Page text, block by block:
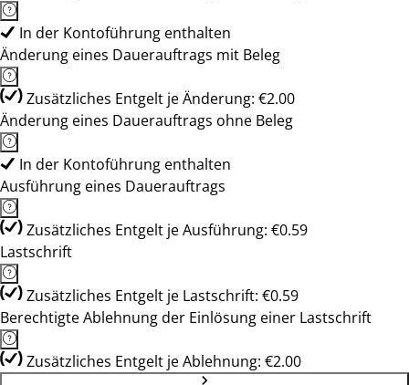
In der Kontoführung enthalten
Änderung eines Dauerauftrags mit Beleg
Zusätzliches Entgelt je Änderung: €2.00
Änderung eines Dauerauftrags ohne Beleg
In der Kontoführung enthalten
Ausführung eines Dauerauftrags
Zusätzliches Entgelt je Ausführung: €0.59
Lastschrift
Zusätzliches Entgelt je Lastschrift: €0.59
Berechtigte Ablehnung der Einlösung einer Lastschrift
Zusätzliches Entgelt je Ablehnung: €2.00